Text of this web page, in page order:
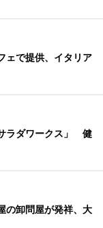
で提供、イタリア
ラダワークス」 健
卸問屋が発祥、大